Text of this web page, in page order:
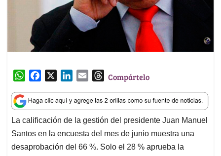
W
a
t
s
A
p
c
e
b
o
o
n
k
e
d
I
a
i
l
T
r
e
a
d
s
Compártelo
La calificación de la gestión del presidente Juan Manuel
Santos en la encuesta del mes de junio muestra una
desaprobación del 66 %. Solo el 28 % aprueba la